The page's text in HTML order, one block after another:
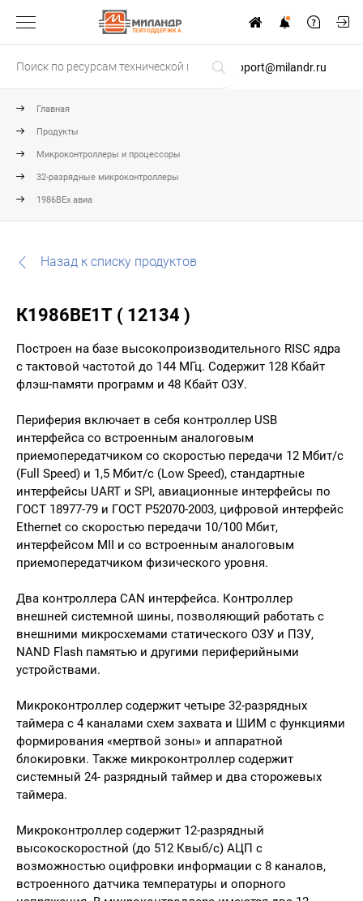
ТЕХПОДДЕРЖКА
support@milandr.ru
Главная
Продукты
Микроконтроллеры и процессоры
32-разрядные микроконтроллеры
1986ВЕх авиа
Назад к списку продуктов
К1986ВЕ1Т ( 12134 )
Построен на базе высокопроизводительного RISC ядра
с тактовой частотой до 144 МГц. Содержит 128 Кбайт
флэш-памяти программ и 48 Кбайт ОЗУ.
Периферия включает в себя контроллер USB
интерфейса со встроенным аналоговым
приемопередатчиком со скоростью передачи 12 Мбит/с
(Full Speed) и 1,5 Мбит/с (Low Speed), стандартные
интерфейсы UART и SPI, авиационные интерфейсы по
ГОСТ 18977-79 и ГОСТ Р52070-2003, цифровой интерфейс
Ethernet со скоростью передачи 10/100 Мбит,
интерфейсом MII и со встроенным аналоговым
приемопередатчиком физического уровня.
Два контроллера CAN интерфейса. Контроллер
внешней системной шины, позволяющий работать с
внешними микросхемами статического ОЗУ и ПЗУ,
NAND Flash памятью и другими периферийными
устройствами.
Микроконтроллер содержит четыре 32-разрядных
таймера с 4 каналами схем захвата и ШИМ с функциями
формирования «мертвой зоны» и аппаратной
блокировки. Также микроконтроллер содержит
системный 24- разрядный таймер и два сторожевых
таймера.
Микроконтроллер содержит 12-разрядный
высокоскоростной (до 512 Квыб/с) АЦП с
возможностью оцифровки информации с 8 каналов,
встроенного датчика температуры и опорного